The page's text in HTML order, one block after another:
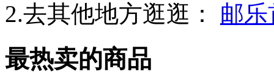
2.去其他地方逛逛：
邮
最热卖的商品